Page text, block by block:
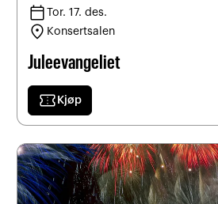
calendar_today Tor. 17. des.
location_on Konsertsalen
Juleevangeliet
confirmation_number Kjøp